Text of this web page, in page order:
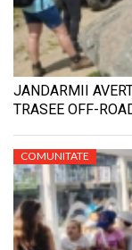
JANDARMII
TRASEE OFF-
COMUNITATE